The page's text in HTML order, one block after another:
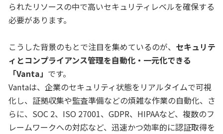
られたリソースの中で高いセキュリティレベルを確保する
必要があります。
こうした背景のもとで注目を集めているのが、 セキュリテ
ィとコンプライアンス管理を自動化・一元化できる
「Vanta」 です。
Vantaは、企業のセキュリティ状態をリアルタイムで可視
化し、証拠収集や監査準備などの煩雑な作業の自動化、さ
らに、SOC 2、ISO 27001、GDPR、HIPAAなど、複数のフ
レームワークへの対応など、迅速かつ効率的に認証取得を